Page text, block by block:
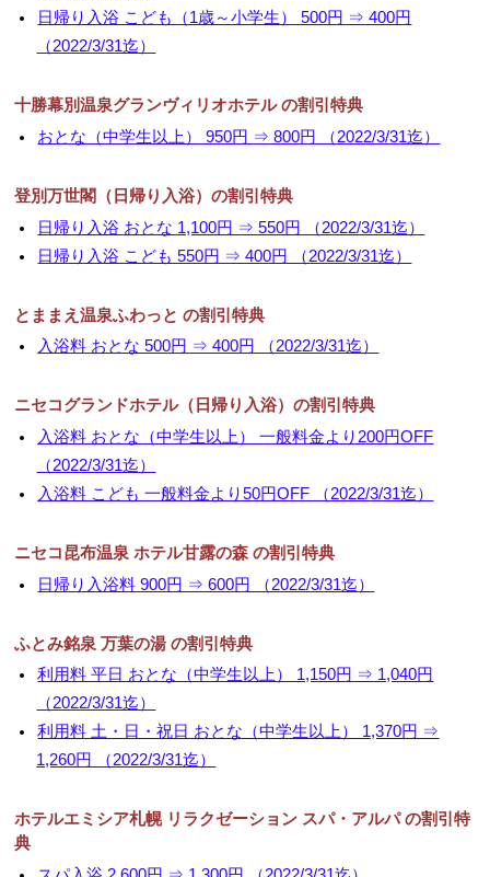
日帰り入浴 こども（1歳～小学生） 500円 ⇒ 400円
（2022/3/31迄）
十勝幕別温泉グランヴィリオホテル の割引特典
おとな（中学生以上） 950円 ⇒ 800円 （2022/3/31迄）
登別万世閣（日帰り入浴）の割引特典
日帰り入浴 おとな 1,100円 ⇒ 550円 （2022/3/31迄）
日帰り入浴 こども 550円 ⇒ 400円 （2022/3/31迄）
とままえ温泉ふわっと の割引特典
入浴料 おとな 500円 ⇒ 400円 （2022/3/31迄）
ニセコグランドホテル（日帰り入浴）の割引特典
入浴料 おとな（中学生以上） 一般料金より200円OFF
（2022/3/31迄）
入浴料 こども 一般料金より50円OFF （2022/3/31迄）
ニセコ昆布温泉 ホテル甘露の森 の割引特典
日帰り入浴料 900円 ⇒ 600円 （2022/3/31迄）
ふとみ銘泉 万葉の湯 の割引特典
利用料 平日 おとな（中学生以上） 1,150円 ⇒ 1,040円
（2022/3/31迄）
利用料 土・日・祝日 おとな（中学生以上） 1,370円 ⇒
1,260円 （2022/3/31迄）
ホテルエミシア札幌 リラクゼーション スパ・アルパ の割引特
典